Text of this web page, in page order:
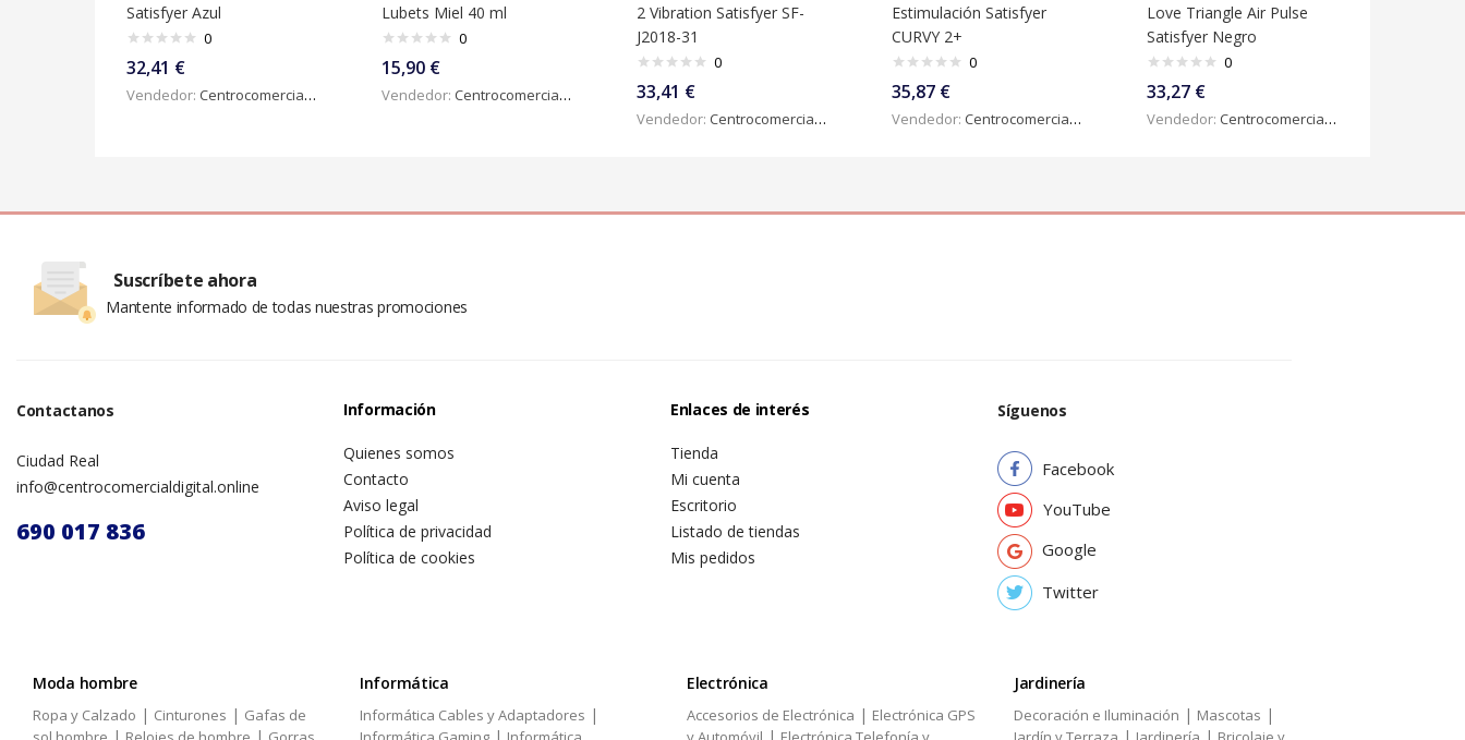
Satisfyer Azul
0
32,41 €
Vendedor: Centrocomercialdigital
Lubets Miel 40 ml
0
15,90 €
Vendedor: Centrocomercialdigital
2 Vibration Satisfyer SF-
J2018-31
0
33,41 €
Vendedor: Centrocomercialdigital
Estimulación Satisfyer
CURVY 2+
0
35,87 €
Vendedor: Centrocomercialdigital
Love Triangle Air Pulse
Satisfyer Negro
0
33,27 €
Vendedor: Centrocomercialdigital
Suscríbete ahora
Mantente informado de todas nuestras promociones
Contactanos
Ciudad Real
info@centrocomercialdigital.online
690 017 836
Información
Quienes somos
Contacto
Aviso legal
Política de privacidad
Política de cookies
Enlaces de interés
Tienda
Mi cuenta
Escritorio
Listado de tiendas
Mis pedidos
Síguenos
Facebook
YouTube
Google
Twitter
Moda hombre
Ropa y Calzado | Cinturones | Gafas de
Informática
Informática Cables y Adaptadores |
Electrónica
Accesorios de Electrónica | Electrónica GPS
Jardinería
Decoración e Iluminación | Mascotas |